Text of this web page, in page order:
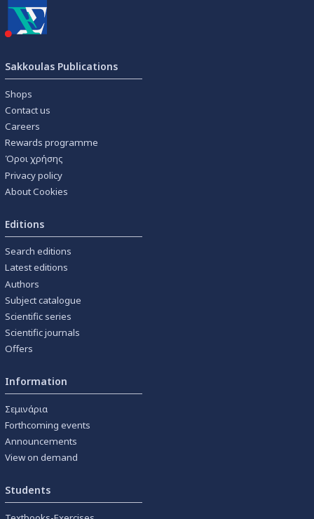
Sakkoulas Publications
Shops
Contact us
Careers
Rewards programme
Όροι χρήσης
Privacy policy
About Cookies
Editions
Search editions
Latest editions
Authors
Subject catalogue
Scientific series
Scientific journals
Offers
Information
Σεμινάρια
Forthcoming events
Announcements
View on demand
Students